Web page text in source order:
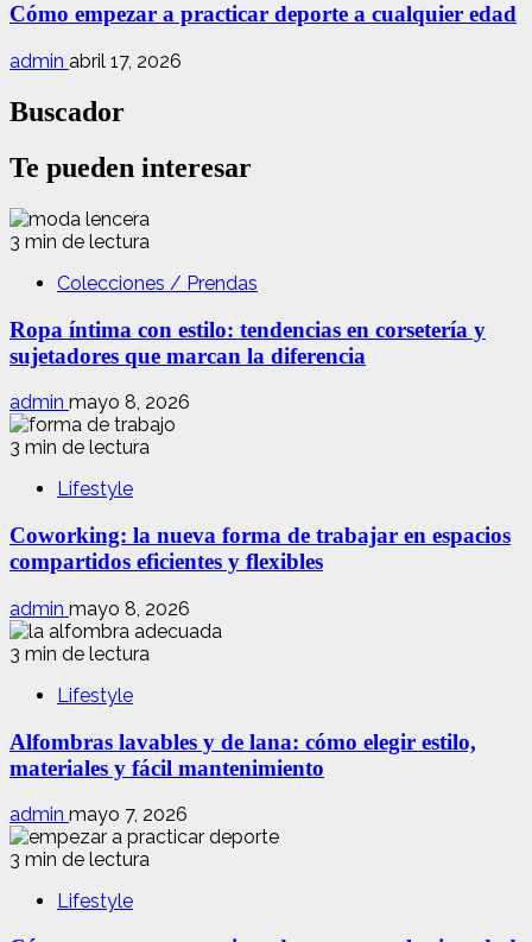
Cómo empezar a practicar deporte a cualquier edad
admin abril 17, 2026
Buscador
Te pueden interesar
3 min de lectura
Colecciones / Prendas
Ropa íntima con estilo: tendencias en corsetería y
sujetadores que marcan la diferencia
admin mayo 8, 2026
3 min de lectura
Lifestyle
Coworking: la nueva forma de trabajar en espacios
compartidos eficientes y flexibles
admin mayo 8, 2026
3 min de lectura
Lifestyle
Alfombras lavables y de lana: cómo elegir estilo,
materiales y fácil mantenimiento
admin mayo 7, 2026
3 min de lectura
Lifestyle